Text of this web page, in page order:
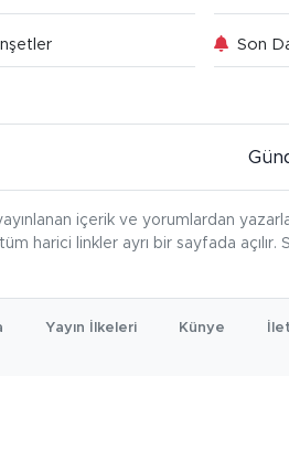
Son
içerik ve yorumlardan
harici linkler ayrı bir sayfada
Yayın İlkeleri Künye